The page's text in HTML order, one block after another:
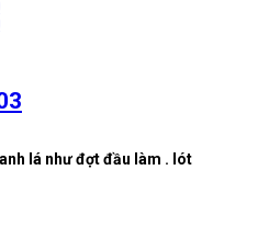
lá như đợt đầu làm . lót